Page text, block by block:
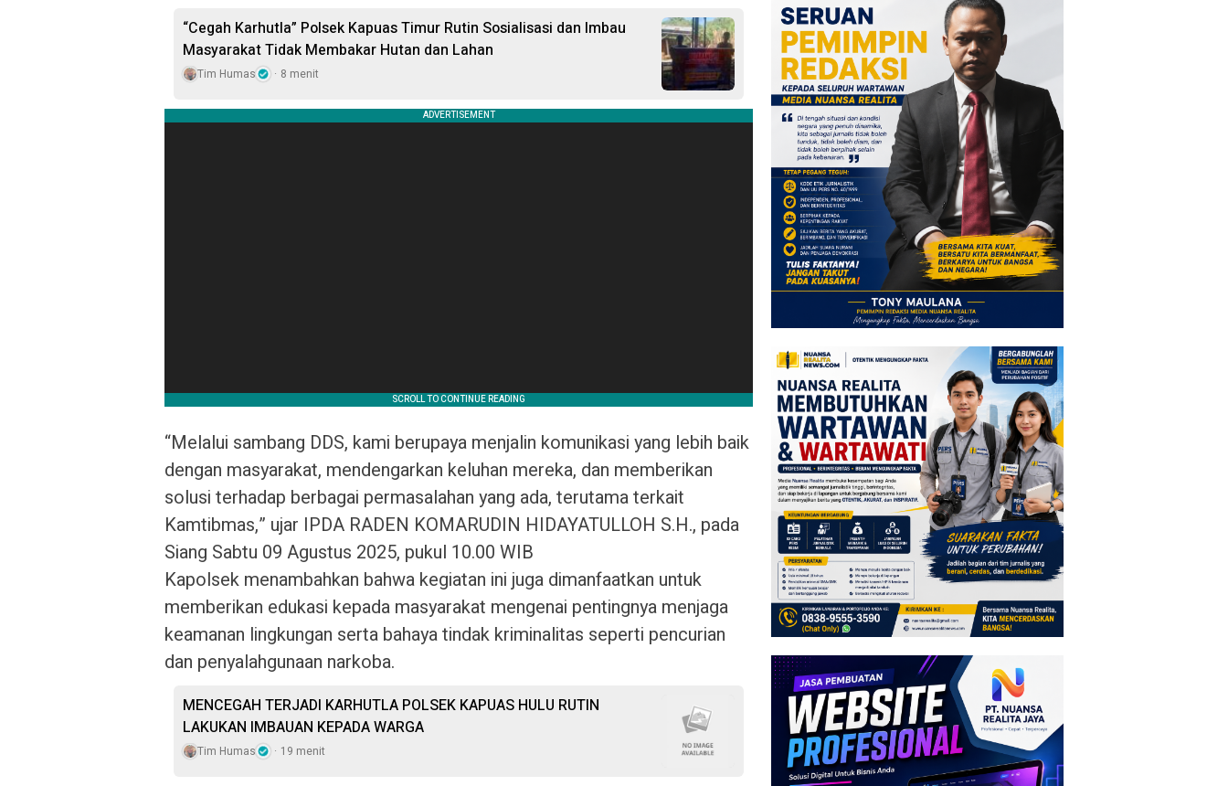
“Cegah Karhutla” Polsek Kapuas Timur Rutin Sosialisasi dan Imbau
Masyarakat Tidak Membakar Hutan dan Lahan
Tim Humas 8 menit
“Melalui sambang DDS, kami berupaya menjalin komunikasi yang lebih baik
dengan masyarakat, mendengarkan keluhan mereka, dan memberikan
solusi terhadap berbagai permasalahan yang ada, terutama terkait
Kamtibmas,” ujar IPDA RADEN KOMARUDIN HIDAYATULLOH S.H., pada
Siang Sabtu 09 Agustus 2025, pukul 10.00 WIB
Kapolsek menambahkan bahwa kegiatan ini juga dimanfaatkan untuk
memberikan edukasi kepada masyarakat mengenai pentingnya menjaga
keamanan lingkungan serta bahaya tindak kriminalitas seperti pencurian
dan penyalahgunaan narkoba.
MENCEGAH TERJADI KARHUTLA POLSEK KAPUAS HULU RUTIN
LAKUKAN IMBAUAN KEPADA WARGA
Tim Humas 19 menit